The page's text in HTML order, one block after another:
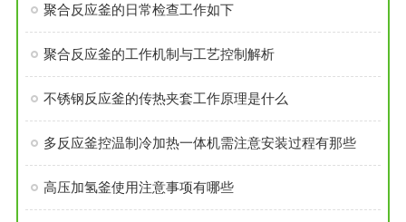
聚合反应釜的日常检查工作如下
聚合反应釜的工作机制与工艺控制解析
不锈钢反应釜的传热夹套工作原理是什么
多反应釜控温制冷加热一体机需注意安装过程有那些
高压加氢釜使用注意事项有哪些